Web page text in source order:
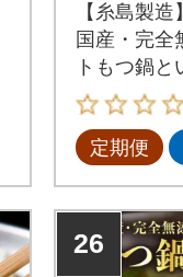
【糸島製
国産・完全
トもつ鍋
番気になる
産の生の牛
で新鮮な状
急速冷凍技
ぷりで甘い
がっており
定期便
26